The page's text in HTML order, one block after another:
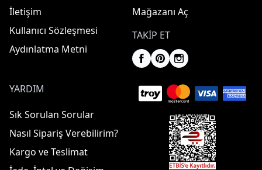
İletişim
Kullanıcı Sözleşmesi
Aydınlatma Metni
Mağazanı Aç
TAKIP ET
YARDIM
Sık Sorulan Sorular
Nasıl Sipariş Verebilirim?
Kargo ve Teslimat